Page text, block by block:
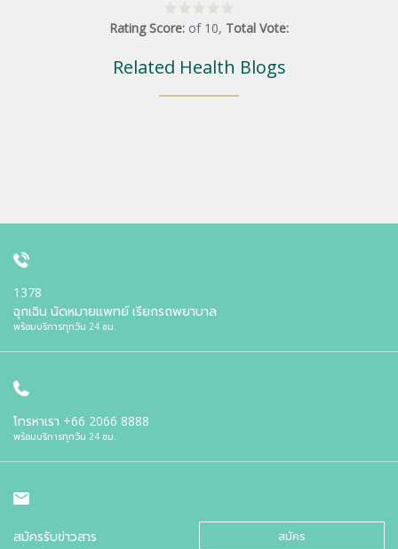
Rating Score: of 10, Total Vote:
Related Health Blogs
1378
ฉุกเฉิน นัดหมายแพทย์ เรียกรถพยาบาล
พร้อมบริการทุกวัน 24 ชม.
โทรหาเรา +66 2066 8888
พร้อมบริการทุกวัน 24 ชม.
สมัครรับข่าวสาร สมัคร